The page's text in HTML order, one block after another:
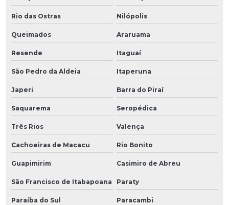
Rio das Ostras Nilópolis
Queimados Araruama
Resende Itaguaí
São Pedro da Aldeia Itaperuna
Japeri Barra do Piraí
Saquarema Seropédica
Três Rios Valença
Cachoeiras de Macacu Rio Bonito
Guapimirim Casimiro de Abreu
São Francisco de Itabapoana Paraty
Paraíba do Sul Paracambi